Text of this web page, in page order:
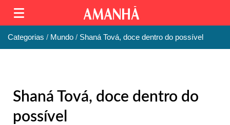
Categorias Mundo Shaná Tová, doce dentro do possível
Shaná Tová, doce dentro do
possível